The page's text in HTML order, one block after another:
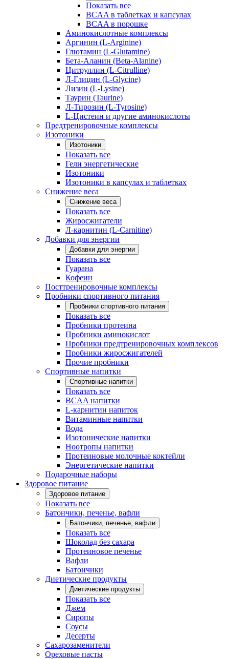
Показать все
BCAA в таблетках и капсулах
BCAA в порошке
Аминокислотные комплексы
Аргинин (L-Arginine)
Глютамин (L-Glutamine)
Бета-Аланин (Beta-Alanine)
Цитруллин (L-Citrulline)
Л-Глицин (L-Glycine)
Лизин (L-Lysine)
Таурин (Taurine)
Л-Тирозин (L-Tyrosine)
L-Цистеин и другие аминокислоты
Предтренировочные комплексы
Изотоники
Изотоники
Показать все
Гели энергетические
Изотоники
Изотоники в капсулах и таблетках
Снижение веса
Снижение веса
Показать все
Жиросжигатели
Л-карнитин (L-Carnitine)
Добавки для энергии
Добавки для энергии
Показать все
Гуарана
Кофеин
Посттренировочные комплексы
Пробники спортивного питания
Пробники спортивного питания
Показать все
Пробники протеина
Пробники аминокислот
Пробники предтренировочных комплексов
Пробники жиросжигателей
Прочие пробники
Спортивные напитки
Спортивные напитки
Показать все
BCAA напитки
L-карнитин напиток
Витаминные напитки
Вода
Изотонические напитки
Ноотропы напитки
Протеиновые молочные коктейли
Энергетические напитки
Подарочные наборы
Здоровое питание
Здоровое питание
Показать все
Батончики, печенье, вафли
Батончики, печенье, вафли
Показать все
Шоколад без сахара
Протеиновое печенье
Вафли
Батончики
Диетические продукты
Диетические продукты
Показать все
Джем
Сиропы
Соусы
Десерты
Сахарозаменители
Ореховые пасты